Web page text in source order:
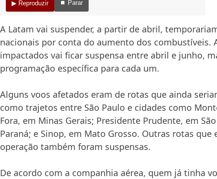
▶ Reproduzir ⏹ Parar
A Latam vai suspender, a partir de abril,
nacionais por conta do aumento dos combustíveis.
impactados vai ficar suspensa entre abril e junho,
programação específica para cada um.
Alguns voos afetados eram de rotas que ainda
como trajetos entre São Paulo e cidades como
Fora, em Minas Gerais; Presidente Prudente, em
Paraná; e Sinop, em Mato Grosso. Outras rotas que
operação também foram suspensas.
De acordo com a companhia aérea, quem já tinha